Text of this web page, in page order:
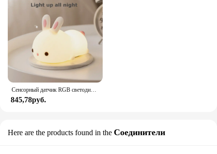
845,78руб.
Here are the products found in the Соединители